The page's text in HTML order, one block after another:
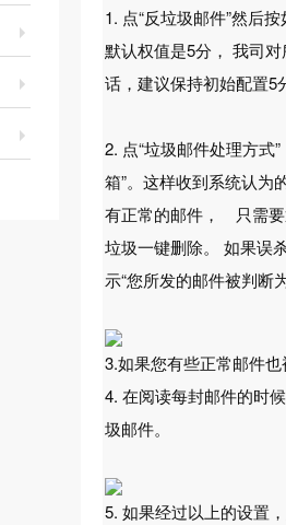
1. 点“反垃圾邮件”然后
默认权值是5分， 我司
话，建议保持初始配置5
2. 点“垃圾邮件处理方
箱”。这样收到系统认为
有正常的邮件， 只需要
垃圾一键删除。 如果误
示“您所发的邮件被判断
3.如果您有些正常邮件
4. 在阅读每封邮件的时
圾邮件。
5. 如果经过以上的设置